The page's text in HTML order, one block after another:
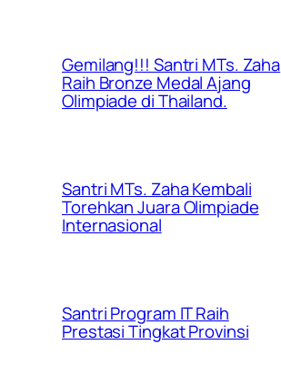
Gemilang!!! Santri MTs. Zaha
Raih Bronze Medal Ajang
Olimpiade di Thailand.
Santri MTs. Zaha Kembali
Torehkan Juara Olimpiade
Internasional
Santri Program IT Raih
Prestasi Tingkat Provinsi